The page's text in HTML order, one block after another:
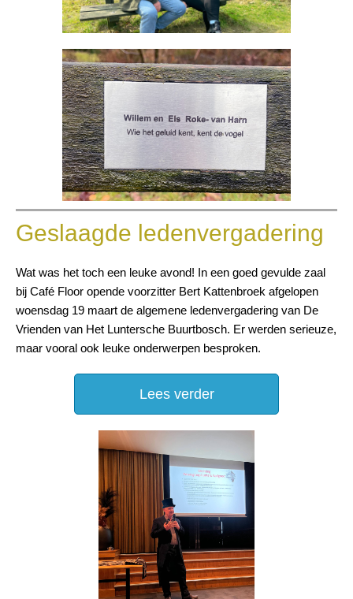
Geslaagde ledenvergadering
Wat was het toch een leuke avond! In een goed gevulde zaal
bij Café Floor opende voorzitter Bert Kattenbroek afgelopen
woensdag 19 maart de algemene ledenvergadering van De
Vrienden van Het Luntersche Buurtbosch. Er werden serieuze,
maar vooral ook leuke onderwerpen besproken.
Lees verder